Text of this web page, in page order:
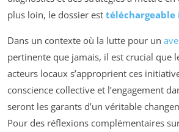
plus loin, le dossier est téléchargeable
Dans un contexte où la lutte pour un
pertinente que jamais, il est crucial que
acteurs locaux s’approprient ces
conscience collective et l’engagement
seront les garants d’un véritable
Pour des réflexions complémentaires